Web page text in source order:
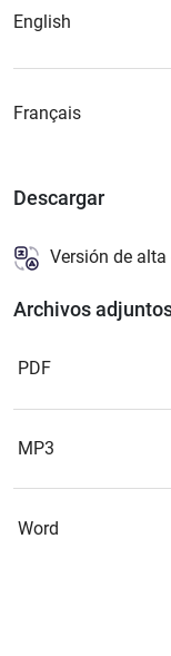
English
Français
Descargar
Versión de
Archivos
PDF
MP3
Word